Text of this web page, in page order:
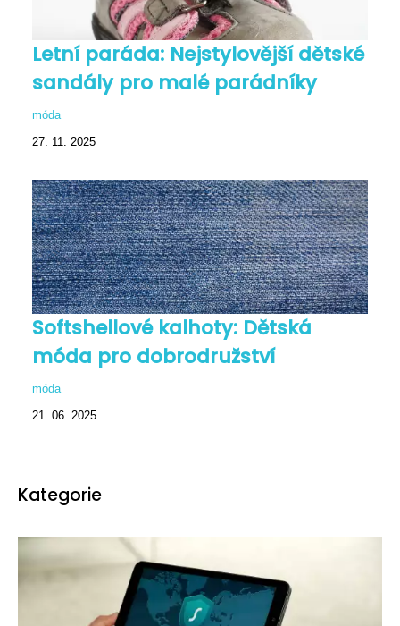
Letní paráda: Nejstylovější dětské
sandály pro malé parádníky
móda
27. 11. 2025
Softshellové kalhoty: Dětská
móda pro dobrodružství
móda
21. 06. 2025
Kategorie